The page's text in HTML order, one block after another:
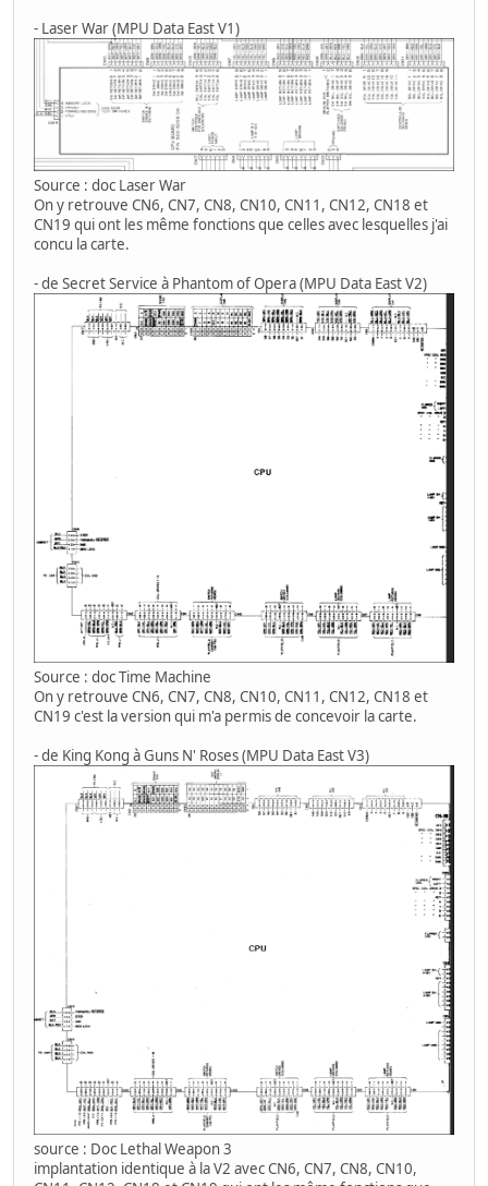
- Laser War (MPU Data East V1)
Source : doc Laser War
On y retrouve CN6, CN7, CN8, CN10, CN11, CN12, CN18 et
CN19 qui ont les même fonctions que celles avec lesquelles j'ai
concu la carte.
- de Secret Service à Phantom of Opera (MPU Data East V2)
Source : doc Time Machine
On y retrouve CN6, CN7, CN8, CN10, CN11, CN12, CN18 et
CN19 c'est la version qui m'a permis de concevoir la carte.
- de King Kong à Guns N' Roses (MPU Data East V3)
source : Doc Lethal Weapon 3
implantation identique à la V2 avec CN6, CN7, CN8, CN10,